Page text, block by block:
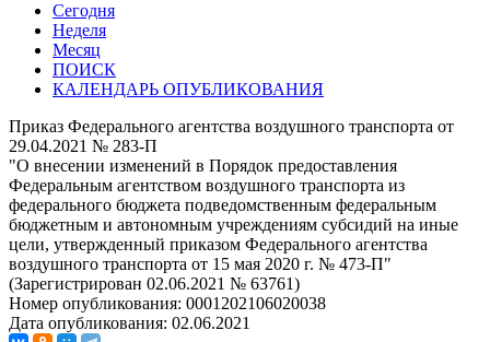
Сегодня
Неделя
Месяц
ПОИСК
КАЛЕНДАРЬ ОПУБЛИКОВАНИЯ
Приказ Федерального агентства воздушного транспорта от
29.04.2021 № 283-П
"О внесении изменений в Порядок предоставления
Федеральным агентством воздушного транспорта из
федерального бюджета подведомственным федеральным
бюджетным и автономным учреждениям субсидий на иные
цели, утвержденный приказом Федерального агентства
воздушного транспорта от 15 мая 2020 г. № 473-П"
(Зарегистрирован 02.06.2021 № 63761)
Номер опубликования: 0001202106020038
Дата опубликования: 02.06.2021